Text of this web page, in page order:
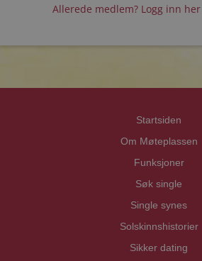
Allerede medlem? Logg inn her
Startsiden
Om Møteplassen
Funksjoner
Søk single
Single synes
Solskinnshistorier
Sikker dating